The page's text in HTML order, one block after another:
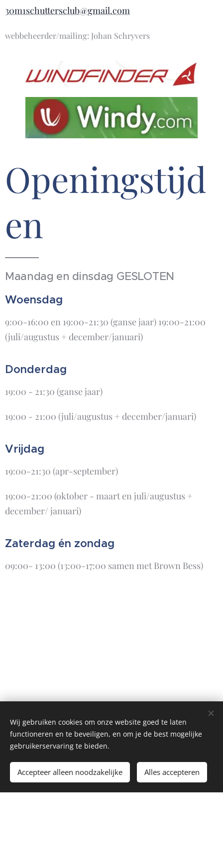
30m1schuttersclub@gmail.com
webbeheerder/mailing: Johan Schryvers
Openingstijd
en
Maandag en dinsdag GESLOTEN
Woensdag
9:00-16:00 en 19:00-21:30 (ganse jaar) 19:00-21:00
(juli/augustus + december/januari)
Donderdag
19:00 - 21:30 (ganse jaar)
19:00 - 21:00 (juli/augustus + december/januari)
Vrijdag
19:00-21:30 (apr-september)
19:00-21:00 (oktober - maart en juli/augustus +
december/ januari)
Zaterdag én zondag
09:00- 13:00 (13:00-17:00 samen met Brown Bess)
Wij gebruiken cookies om onze website goed te laten
functioneren en te beveiligen, en om je de best mogelijke
gebruikerservaring te bieden.
Accepteer alleen noodzakelijke Alles accepteren